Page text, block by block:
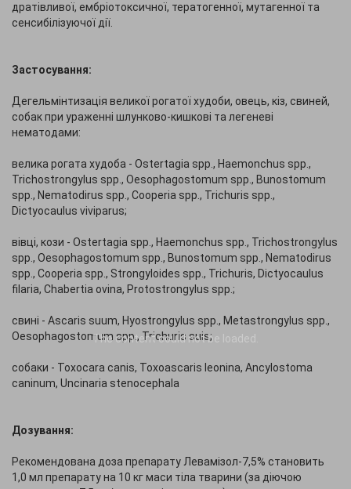
The contentcould not be loaded.
дратівливої, ембріотоксичної, тератогенної, мутагенної та
сенсибілізуючої дії.
Застосування:
Дегельмінтизація великої рогатої худоби, овець, кіз, свиней,
собак при ураженні шлунково-кишкові та легеневі
нематодами:
велика рогата худоба - Ostertagia spp., Haemonchus spp.,
Trichostrongylus spp., Oesophagostomum spp., Bunostomum
spp., Nematodirus spp., Cooperia spp., Trichuris spp.,
Dictyocaulus viviparus;
вівці, кози - Ostertagia spp., Haemonchus spp., Trichostrongylus
spp., Oesophagostomum spp., Bunostomum spp., Nematodirus
spp., Cooperia spp., Strongyloides spp., Trichuris, Dictyocaulus
filaria, Chabertia ovina, Protostrongylus spp.;
свині - Ascaris suum, Hyostrongylus spp., Metastrongylus spp.,
Oesophagostomum spp., Trichuris suis;
собаки - Toxocara canis, Toxoascaris leonina, Ancylostoma
caninum, Uncinaria stenocephala
Дозування:
Рекомендована доза препарату Левамізол-7,5% становить
1,0 мл препарату на 10 кг маси тіла тварини (за діючою